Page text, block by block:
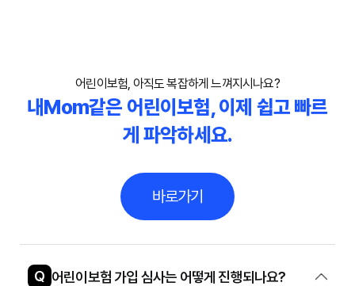
어린이보험, 아직도 복잡하게 느껴지시나요?
내Mom같은 어린이보험, 이제 쉽고 빠르
게 파악하세요.
바로가기
Q 어린이보험 가입 심사는 어떻게 진행되나요?